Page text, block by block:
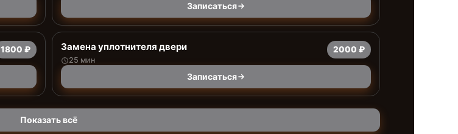
Записаться
1800 ₽ Замена уплотнителя двери
25 мин
2000 ₽
Записаться
Показать всё